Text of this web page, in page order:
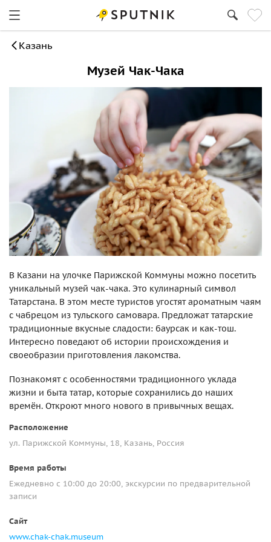
Казань
Музей Чак-Чака
В Казани на улочке Парижской Коммуны можно посетить
уникальный музей чак-чака. Это кулинарный символ
Татарстана. В этом месте туристов угостят ароматным чаям
с чабрецом из тульского самовара. Предложат татарские
традиционные вкусные сладости: баурсак и как-тош.
Интересно поведают об истории происхождения и
своеобразии приготовления лакомства.
Познакомят с особенностями традиционного уклада
жизни и быта татар, которые сохранились до наших
времён. Откроют много нового в привычных вещах.
Расположение
ул. Парижской Коммуны, 18, Казань, Россия
Время работы
Ежедневно с 10:00 до 20:00, экскурсии по предварительной
записи
Сайт
www.chak-chak.museum